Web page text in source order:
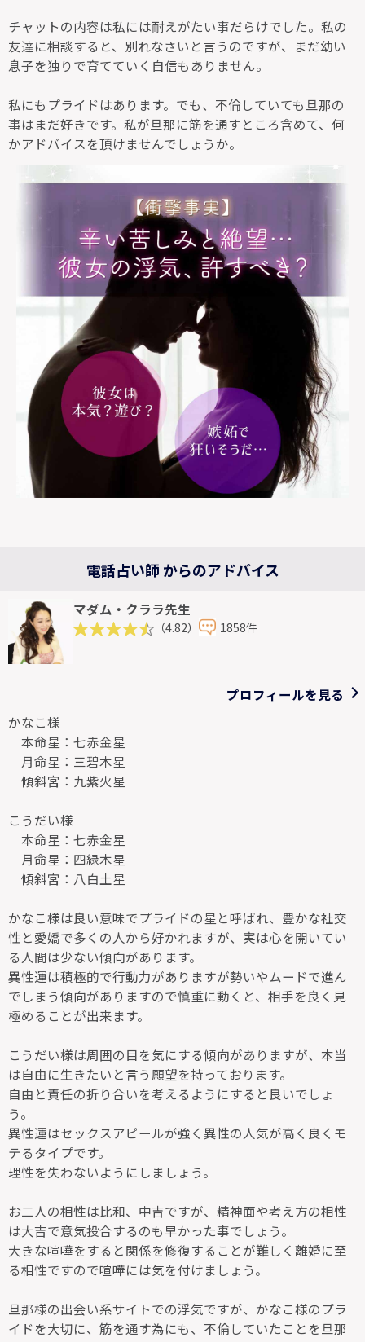
チャットの内容は私には耐えがたい事だらけでした。私の
友達に相談すると、別れなさいと言うのですが、まだ幼い
息子を独りで育てていく自信もありません。
私にもプライドはあります。でも、不倫していても旦那の
事はまだ好きです。私が旦那に筋を通すところ含めて、何
かアドバイスを頂けませんでしょうか。
電話占い師 からのアドバイス
マダム・クララ先生
（4.82） 1858件
プロフィールを見る
かなこ様
本命星：七赤金星
月命星：三碧木星
傾斜宮：九紫火星
こうだい様
本命星：七赤金星
月命星：四緑木星
傾斜宮：八白土星
かなこ様は良い意味でプライドの星と呼ばれ、豊かな社交
性と愛嬌で多くの人から好かれますが、実は心を開いてい
る人間は少ない傾向があります。
異性運は積極的で行動力がありますが勢いやムードで進ん
でしまう傾向がありますので慎重に動くと、相手を良く見
極めることが出来ます。
こうだい様は周囲の目を気にする傾向がありますが、本当
は自由に生きたいと言う願望を持っております。
自由と責任の折り合いを考えるようにすると良いでしょ
う。
異性運はセックスアピールが強く異性の人気が高く良くモ
テるタイプです。
理性を失わないようにしましょう。
お二人の相性は比和、中吉ですが、精神面や考え方の相性
は大吉で意気投合するのも早かった事でしょう。
大きな喧嘩をすると関係を修復することが難しく離婚に至
る相性ですので喧嘩には気を付けましょう。
旦那様の出会い系サイトでの浮気ですが、かなこ様のプラ
イドを大切に、筋を通す為にも、不倫していたことを旦那